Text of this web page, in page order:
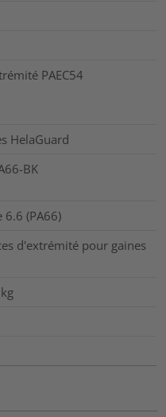
PAEC54
HelaGuard
BK
6.6 (PA66)
d'extrémité pour gaines
kg